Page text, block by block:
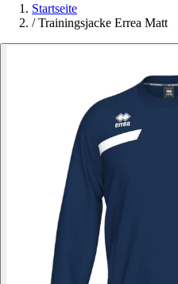
Startseite
/ Trainingsjacke Errea Matt